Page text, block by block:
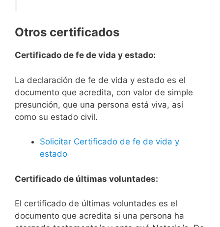
Otros certificados
Certificado de fe de vida y estado:
La declaración de fe de vida y estado es el
documento que acredita, con valor de simple
presunción, que una persona está viva, así
como su estado civil.
Solicitar Certificado de fe de vida y
estado
Certificado de últimas voluntades:
El certificado de últimas voluntades es el
documento que acredita si una persona ha